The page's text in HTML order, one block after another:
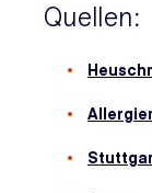
Quellen: